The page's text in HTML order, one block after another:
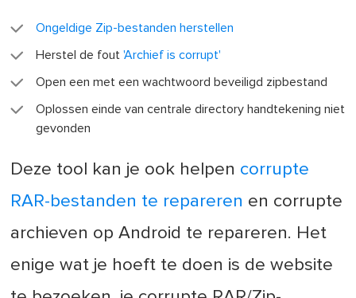
Ongeldige Zip-bestanden herstellen
Herstel de fout'Archief is corrupt'
Open een met een wachtwoord beveiligd zipbestand
Oplossen einde van centrale directory handtekening niet
gevonden
Deze tool kan je ook helpen corrupte
RAR-bestanden te repareren en corrupte
archieven op Android te repareren. Het
enige wat je hoeft te doen is de website